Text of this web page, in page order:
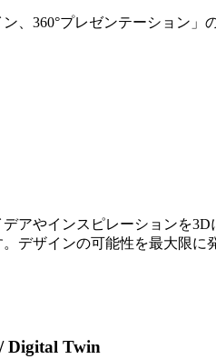
、360°プレゼンテーション」
アやインスピレーションを
デザインの可能性を最大限に
Digital Twin